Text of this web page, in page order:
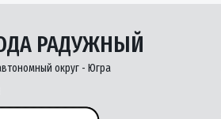
РАДУЖНЫЙ
округ - Югра